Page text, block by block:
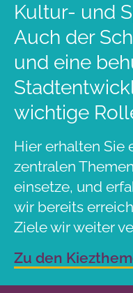
Kultur- und
Auch der
und eine
wichtige
Hier erhalten Sie
zentralen
einsetze, und
wir bereits
Ziele wir weiter
Zu den